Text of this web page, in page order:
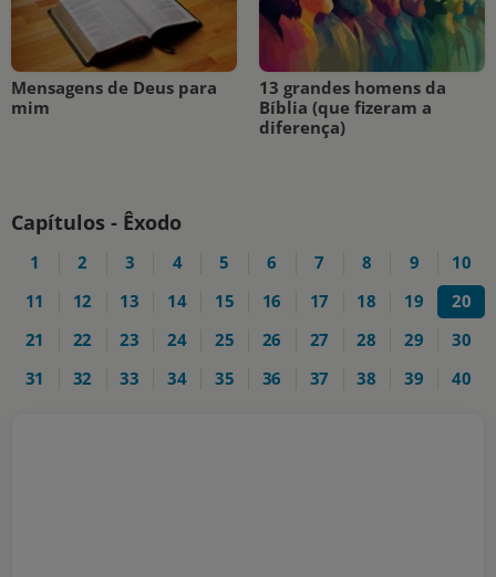
Mensagens de Deus para
mim
13 grandes homens da
Bíblia (que fizeram a
diferença)
Capítulos - Êxodo
1 2 3 4 5 6 7 8 9
10
11
12 13 14 15 16 17 18 19
20
21
22 23 24 25 26 27 28 29
30
31
32 33 34 35 36 37 38 39 40